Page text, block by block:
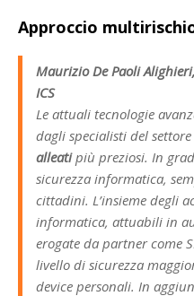
Approccio
Maurizio De Paoli
ICS
Le attuali tecnologie
dagli specialisti del
alleatipiù preziosi. In
sicurezza informatica,
cittadini. L’insieme degli
informatica, attuabili in
erogate da partner come
livello di sicurezza
device personali. In